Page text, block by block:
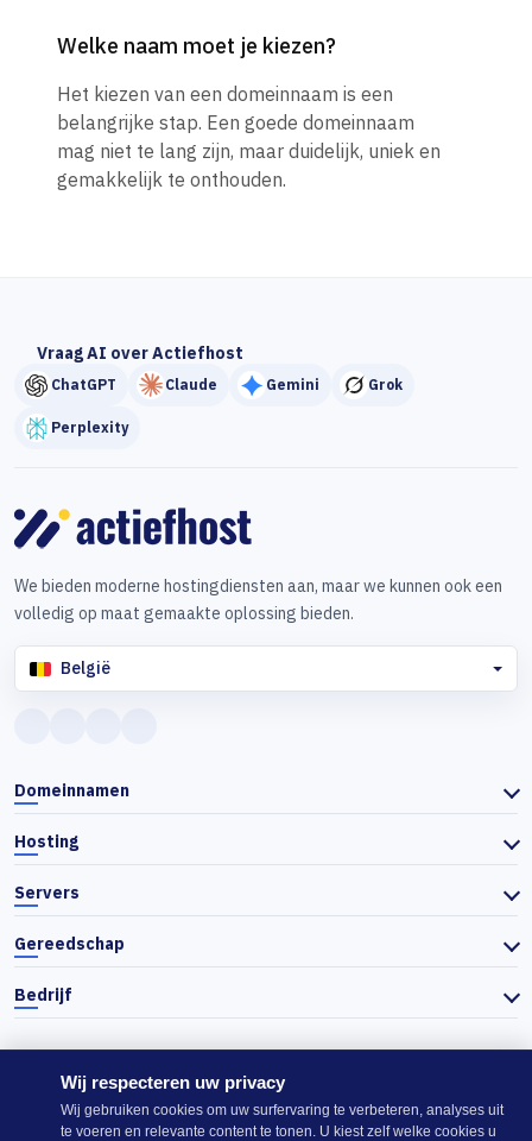
Welke naam moet je kiezen?
Het kiezen van een domeinnaam is een
belangrijke stap. Een goede domeinnaam
mag niet te lang zijn, maar duidelijk, uniek en
gemakkelijk te onthouden.
Vraag AI over Actiefhost
ChatGPT Claude Gemini Grok
Perplexity
We bieden moderne hostingdiensten aan, maar we kunnen ook een
volledig op maat gemaakte oplossing bieden.
België
Domeinnamen
Hosting
Servers
Gereedschap
Bedrijf
© 2026 Actiefhost. In overeenstemming met de Bulgaarse handelswet
worden de prijzen op de website exclusief btw getoond en wordt de
Wij respecteren uw privacy
Wij gebruiken cookies om uw surfervaring te verbeteren, analyses uit
te voeren en relevante content te tonen. U kiest zelf welke cookies u